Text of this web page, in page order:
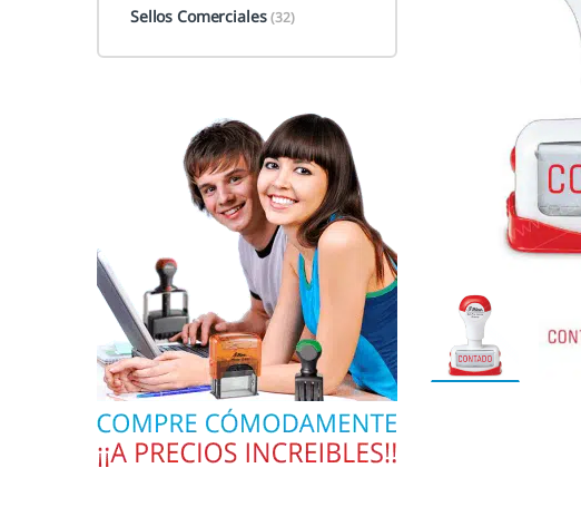
Sellos Comerciales(32)